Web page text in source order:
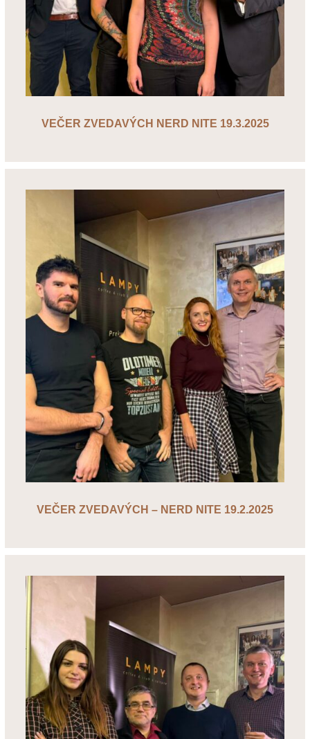
VEČER ZVEDAVÝCH NERD NITE 19.3.2025
VEČER ZVEDAVÝCH – NERD NITE 19.2.2025